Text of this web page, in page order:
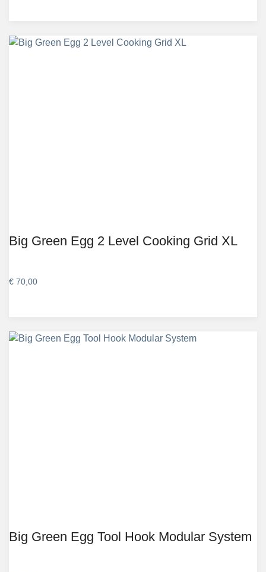
Big Green Egg 2 Level Cooking Grid XL
€ 70,00
Big Green Egg Tool Hook Modular System